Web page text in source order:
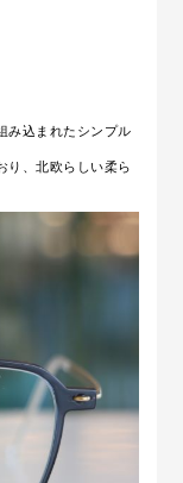
み込まれたシンプル
り、北欧らしい柔ら